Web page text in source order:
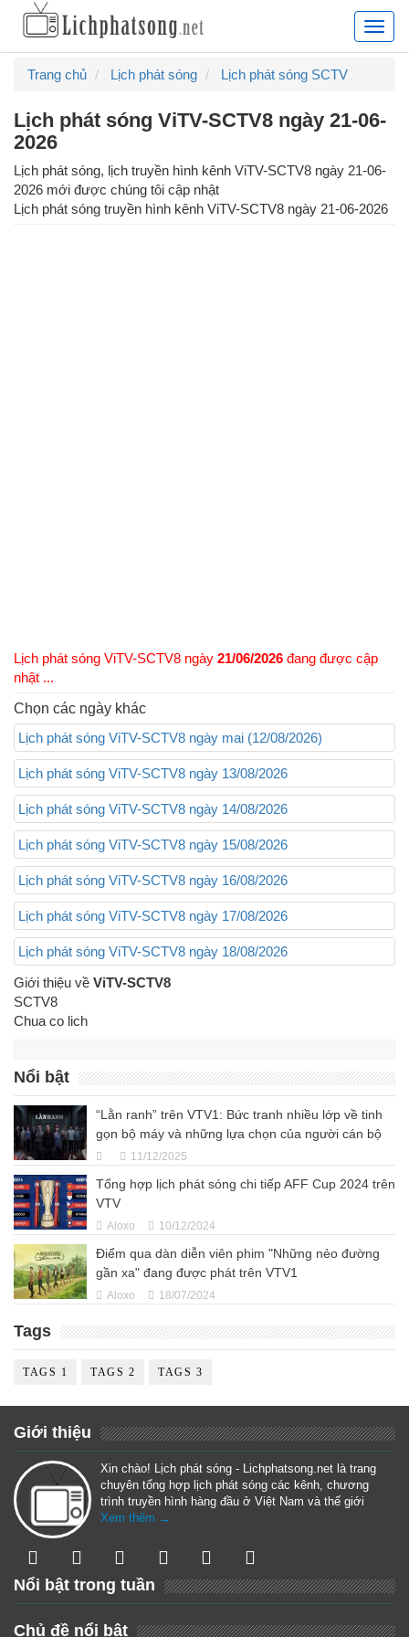
Lịch
hàng
lịch
phim
Trang chủ Lịch phát sóng Lịch phát sóng SCTV
Lịch phát sóng ViTV-SCTV8 ngày 21-06-
2026
Lịch phát sóng, lịch truyền hình kênh ViTV-SCTV8 ngày 21-06-
2026 mới được chúng tôi cập nhật
Lịch phát sóng truyền hình kênh ViTV-SCTV8 ngày 21-06-2026
Lịch phát sóng ViTV-SCTV8 ngày 21/06/2026 đang được cập
nhật ...
Chọn các ngày khác
Lịch phát sóng ViTV-SCTV8 ngày mai (12/08/2026)
Lịch phát sóng ViTV-SCTV8 ngày 13/08/2026
Lịch phát sóng ViTV-SCTV8 ngày 14/08/2026
Lịch phát sóng ViTV-SCTV8 ngày 15/08/2026
Lịch phát sóng ViTV-SCTV8 ngày 16/08/2026
Lịch phát sóng ViTV-SCTV8 ngày 17/08/2026
Lịch phát sóng ViTV-SCTV8 ngày 18/08/2026
Giới thiệu về ViTV-SCTV8
SCTV8
Chua co lich
Nổi bật
“Lằn ranh” trên VTV1: Bức tranh nhiều lớp về tinh
gọn bộ máy và những lựa chọn của người cán bộ
11/12/2025
Tổng hợp lịch phát sóng chi tiếp AFF Cup 2024 trên
VTV
Aloxo 10/12/2024
Điểm qua dàn diễn viên phim "Những nẻo đường
gần xa" đang được phát trên VTV1
Aloxo 18/07/2024
Tags
TAGS 1 TAGS 2 TAGS 3
Giới thiệu
Xin chào! Lịch phát sóng - Lichphatsong.net là trang
chuyên tổng hợp lịch phát sóng các kênh, chương
trình truyền hình hàng đầu ở Việt Nam và thế giới
Xem thêm →
Nổi bật trong tuần
Chủ đề nổi bật